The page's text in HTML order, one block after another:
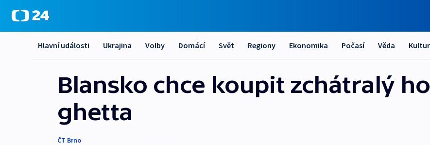
Hlavní události Ukrajina Volby Domácí Svět Regiony Ekonomika Počasí Věda
Blansko chce koupit zchátralý
ghetta
ČT Brno